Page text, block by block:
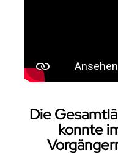
Die
konnte